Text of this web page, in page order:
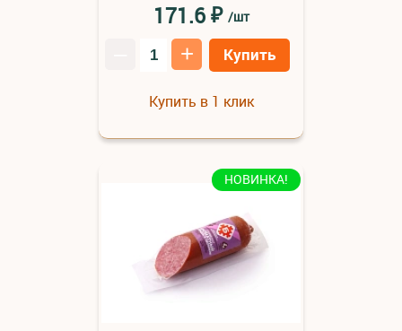
171.6₽ /шт
+ Купить
Купить в 1 клик
НОВИНКА!